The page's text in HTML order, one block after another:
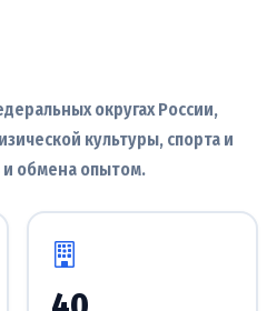
округах России,
культуры, спорта и
и обмена опытом.